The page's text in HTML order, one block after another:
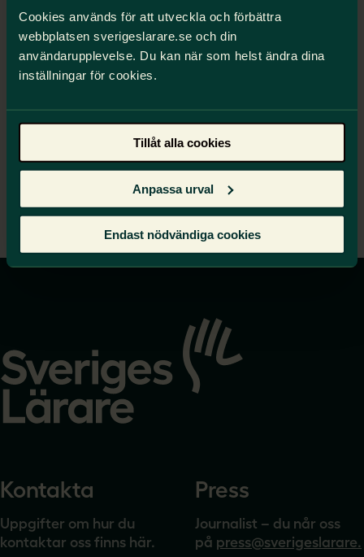
Cookies används för att utveckla och förbättra
webbplatsen sverigeslarare.se och din
användarupplevelse. Du kan när som helst ändra dina
inställningar för cookies.
Tillåt alla cookies
Anpassa urval
Endast nödvändiga cookies
https://forms.gle/rLE24G59x4h3PEro6
Om du har ett ärende, medlemsförslag eller motion
denna ha inkommit till styrelsen senast den1
Du skickar den via mejl till
trelleborg@sverigeslarare.se
Årsmötesguiden 2026
startsidan
Kontakta
Uppgifter om hur du
kontaktar oss finns här.
Press
Journalist – du når oss
på press@sverigeslarare.